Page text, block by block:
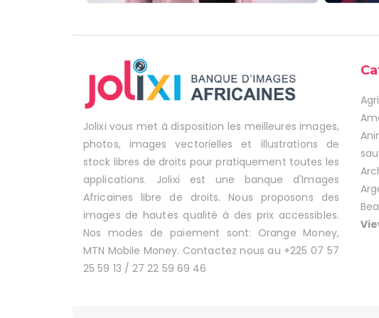
Jolixi vous met à disposition les meilleures images,
photos, images vectorielles et illustrations de
stock libres de droits pour pratiquement toutes les
applications. Jolixi est une banque d'Images
Africaines libre de droits. Nous proposons des
images de hautes qualité à des prix accessibles.
Nos modes de paiement sont: Orange Money,
MTN Mobile Money. Contactez nous au +225 07 57
25 59 13 / 27 22 59 69 46